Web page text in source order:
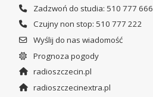
Zadzwoń do studia: 510 777 666
Czujny non stop: 510 777 222
Wyślij do nas wiadomość
Prognoza pogody
radioszczecin.pl
radioszczecinextra.pl